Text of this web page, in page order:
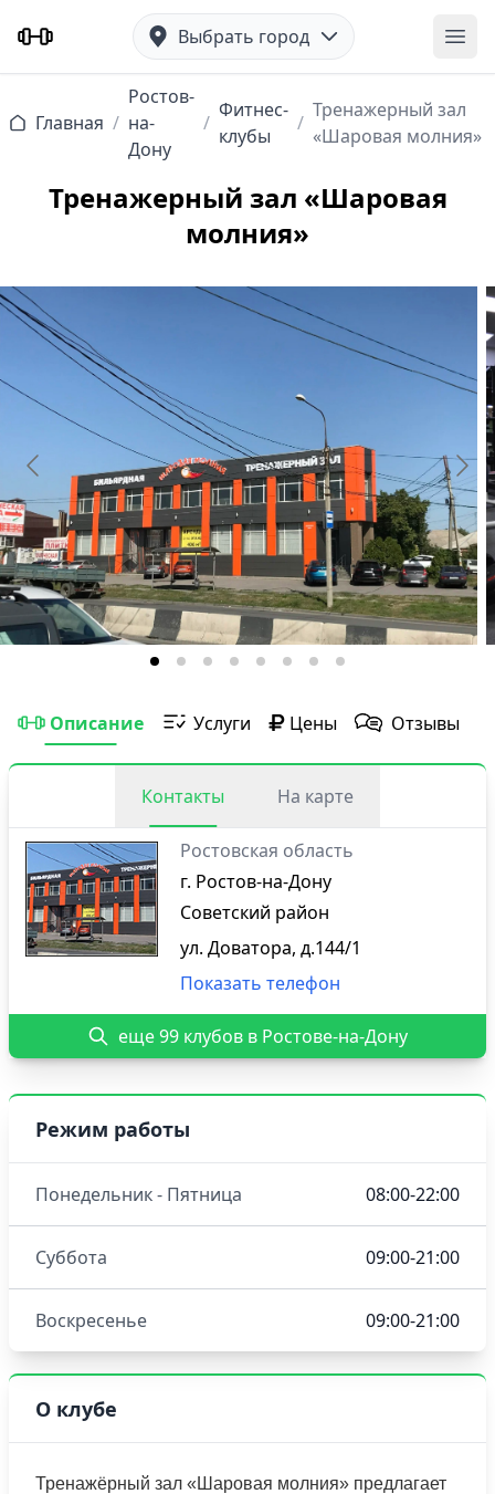
Выбрать город
Главная /
Ростов-
на-
Дону
/
Фитнес-
клубы
/
Тренажерный зал
«Шаровая молния»
Тренажерный зал «Шаровая
молния»
Описание Услуги Цены Отзывы
О клубе
Тренажёрный зал «Шаровая молния» предлагает
Контакты На карте
Ростовская область
г. Ростов-на-Дону
Советский район
ул. Доватора, д.144/1
Показать телефон
еще 99 клубов в Ростове-на-Дону
Режим работы
Понедельник - Пятница 08:00-22:00
Суббота 09:00-21:00
Воскресенье 09:00-21:00